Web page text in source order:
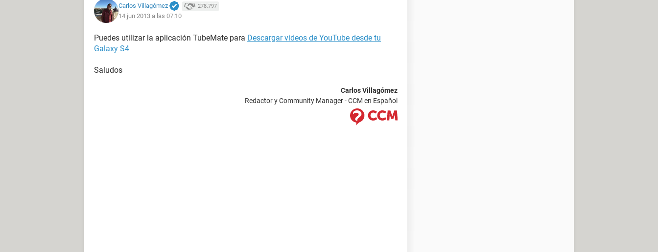
Carlos Villagómez 278.797
14 jun 2013 a las 07:10
Puedes utilizar la aplicación TubeMate para Descargar videos de YouTube desde tu
Galaxy S4
Saludos
Carlos Villagómez
Redactor y Community Manager - CCM en Español